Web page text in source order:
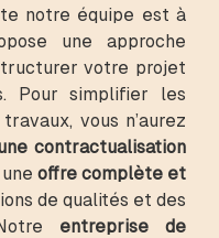
notre équipe est à
une approche
votre projet
Pour simplifier les
vous n’aurez
contractualisation
offre complète et
de qualités et des
entreprise de